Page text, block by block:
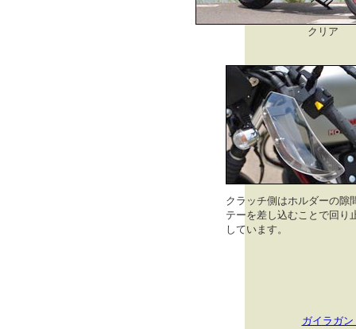
クリア
クラッチ側はホルダーの隙
テーを差し込むことで回り
しています。
ガイラガ